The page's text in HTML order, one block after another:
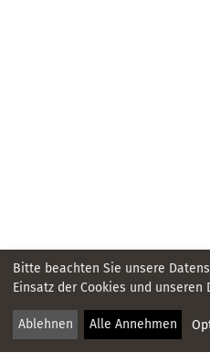
Bitte beachten Sie unsere
Einsatz der Cookies und
Ablehnen Alle Annehmen